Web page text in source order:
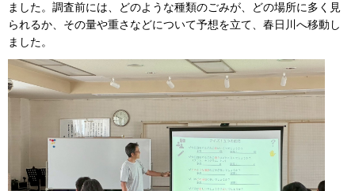
ました。調査前には、どのような種類のごみが、どの場所に多く見
られるか、その量や重さなどについて予想を立て、春日川へ移動し
ました。